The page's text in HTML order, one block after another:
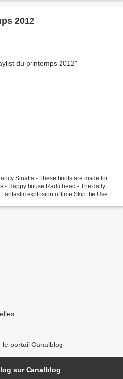
2012
Sinatra - These boots are made for
- Happy house Radiohead - The daily
explosion of time Skip the Use -
le portail Canalblog
sur Canalblog